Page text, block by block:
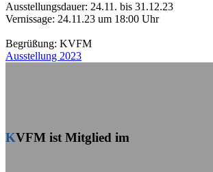
Ausstellungsdauer: 24.11. bis 31.12.23
Vernissage: 24.11.23 um 18:00 Uhr
Begrüßung: KVFM
Ausstellung 2023
KVFM ist Mitglied im